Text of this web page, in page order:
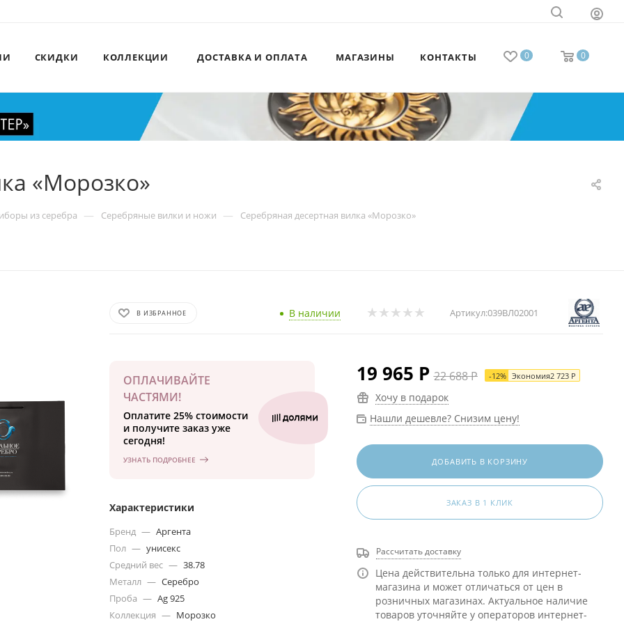
0 0
СКИДКИ КОЛЛЕКЦИИ ДОСТАВКА И ОПЛАТА МАГАЗИНЫ КОНТАКТЫ
«Морозко»
из серебра — Серебряные вилки и ножи — Серебряная десертная вилка «Морозко»
В ИЗБРАННОЕ В наличии Артикул:039ВЛ02001
ОПЛАЧИВАЙТЕ
ЧАСТЯМИ!
Оплатите 25% стоимости
и получите заказ уже
сегодня!
УЗНАТЬ ПОДРОБНЕЕ
Характеристики
Бренд — Аргента
Пол — унисекс
Средний вес — 38.78
Металл — Серебро
Проба — Ag 925
Коллекция — Морозко
19 965 Р 22 688Р -12% Экономия2 723Р
Хочу в подарок
Нашли дешевле? Снизим цену!
ДОБАВИТЬ В КОРЗИНУ
ЗАКАЗ В 1 КЛИК
Рассчитать доставку
Цена действительна только для интернет-
магазина и может отличаться от цен в
розничных магазинах. Актуальное наличие
товаров уточняйте у операторов интернет-